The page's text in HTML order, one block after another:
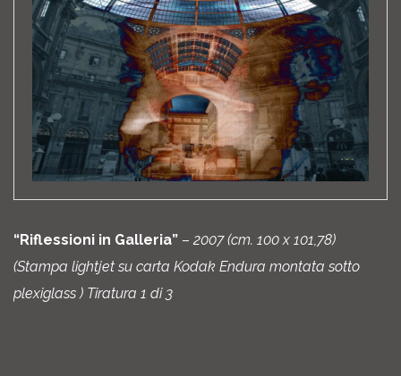
“Riflessioni in Galleria” – 2007 (cm. 100 x 101,78)
(Stampa lightjet su carta Kodak Endura montata sotto
plexiglass ) Tiratura 1 di 3